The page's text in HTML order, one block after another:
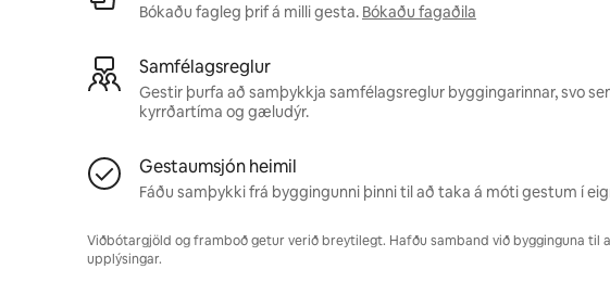
Bókaðu fagleg þrif á milli gesta. Bókaðu fagaðila
Samfélagsreglur
Gestir þurfa að samþykkja samfélagsreglur byggingarinnar, svo
kyrrðartíma og gæludýr.
Gestaumsjón heimil
Fáðu samþykki frá byggingunni þinni til að taka á móti gestum í
Viðbótargjöld og framboð getur verið breytilegt. Hafðu samband við bygginguna til
upplýsingar.